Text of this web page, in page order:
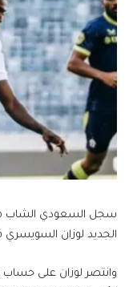
سجل السعودي الشاب
الجديد ​لوزان
وانتصر لوزان على حساب